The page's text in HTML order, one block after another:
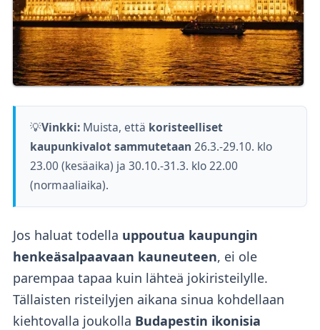
💡Vinkki:Muista, että koristeelliset
kaupunkivalot sammutetaan 26.3.-29.10. klo
23.00 (kesäaika) ja 30.10.-31.3. klo 22.00
(normaaliaika).
Jos haluat todella uppoutua kaupungin
henkeäsalpaavaan kauneuteen, ei ole
parempaa tapaa kuin lähteä jokiristeilylle.
Tällaisten risteilyjen aikana sinua kohdellaan
kiehtovalla joukolla Budapestin ikonisia